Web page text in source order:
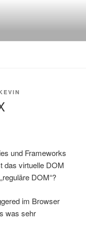
und Frameworks
das virtuelle DOM
DOM“?
im Browser
was sehr